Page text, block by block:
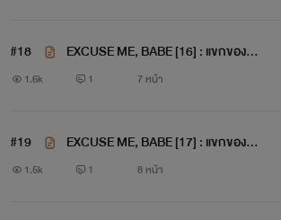
#18
EXCUSE ME, BABE [16] : แขกของพ่อ
1/3
1.6k 1 7 หน้า
#19
EXCUSE ME, BABE [17] : แขกของพ่อ
2/3
1.5k 1 8 หน้า